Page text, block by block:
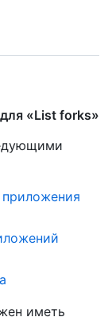
«List forks»
иметь